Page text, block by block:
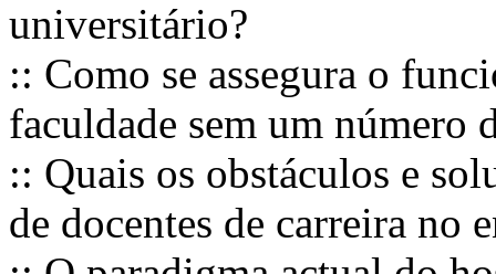
universitário?
:: Como se assegura o
faculdade sem um número
:: Quais os obstáculos e
de docentes de carreira no